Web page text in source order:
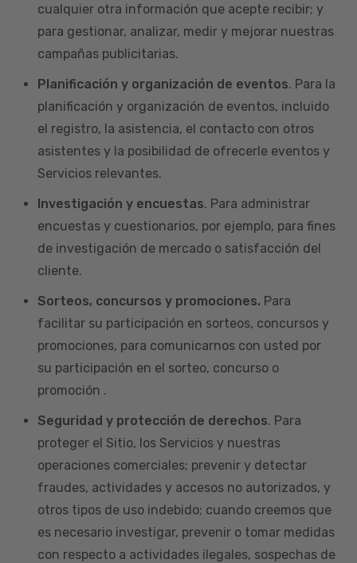
cualquier otra información que acepte recibir; y
para gestionar, analizar, medir y mejorar nuestras
campañas publicitarias.
Planificación y organización de eventos. Para la
planificación y organización de eventos, incluido
el registro, la asistencia, el contacto con otros
asistentes y la posibilidad de ofrecerle eventos y
Servicios relevantes.
Investigación y encuestas. Para administrar
encuestas y cuestionarios, por ejemplo, para fines
de investigación de mercado o satisfacción del
cliente.
Sorteos, concursos y promociones. Para
facilitar su participación en sorteos, concursos y
promociones, para comunicarnos con usted por
su participación en el sorteo, concurso o
promoción .
Seguridad y protección de derechos. Para
proteger el Sitio, los Servicios y nuestras
operaciones comerciales; prevenir y detectar
fraudes, actividades y accesos no autorizados, y
otros tipos de uso indebido; cuando creemos que
es necesario investigar, prevenir o tomar medidas
con respecto a actividades ilegales, sospechas de